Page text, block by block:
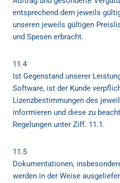
entsprechend dem jeweils
unseren jeweils gültigen
und Spesen erbracht.
11.4
Ist Gegenstand unserer
Software, ist der Kunde
Lizenzbestimmungen des
informieren und diese zu
Regelungen unter Ziff. 11.1.
11.5
Dokumentationen,
werden in der Weise